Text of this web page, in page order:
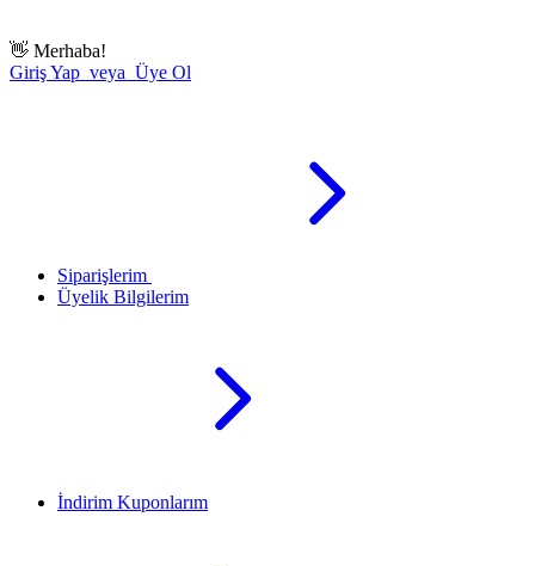
👋 Merhaba!
Giriş Yap veya Üye Ol
Siparişlerim
Üyelik Bilgilerim
İndirim Kuponlarım